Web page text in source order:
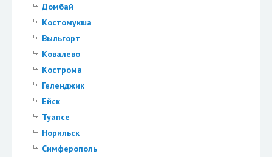
Домбай
Костомукша
Выльгорт
Ковалево
Кострома
Геленджик
Ейск
Туапсе
Норильск
Симферополь